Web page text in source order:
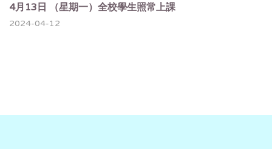
4月13日 （星期一）全校學生照常上課
2024-04-12